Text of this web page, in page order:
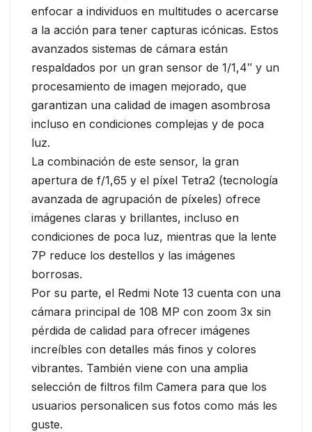
enfocar a individuos en multitudes o acercarse
a la acción para tener capturas icónicas. Estos
avanzados sistemas de cámara están
respaldados por un gran sensor de 1/1,4″ y un
procesamiento de imagen mejorado, que
garantizan una calidad de imagen asombrosa
incluso en condiciones complejas y de poca
luz.
La combinación de este sensor, la gran
apertura de f/1,65 y el píxel Tetra2 (tecnología
avanzada de agrupación de píxeles) ofrece
imágenes claras y brillantes, incluso en
condiciones de poca luz, mientras que la lente
7P reduce los destellos y las imágenes
borrosas.
Por su parte, el Redmi Note 13 cuenta con una
cámara principal de 108 MP con zoom 3x sin
pérdida de calidad para ofrecer imágenes
increíbles con detalles más finos y colores
vibrantes. También viene con una amplia
selección de filtros film Camera para que los
usuarios personalicen sus fotos como más les
guste.